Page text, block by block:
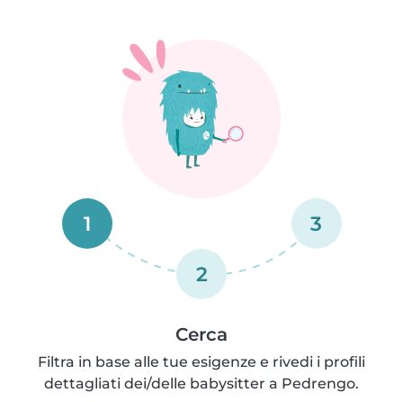
1
2
3
Cerca
Filtra in base alle tue esigenze e rivedi i profili
dettagliati dei/delle babysitter a Pedrengo.